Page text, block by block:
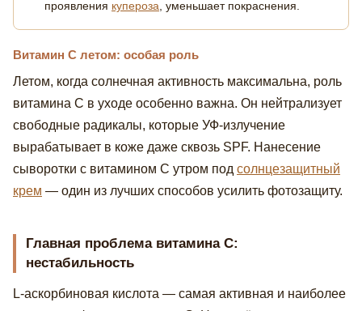
проявления купероза , уменьшает покраснения.
Витамин С летом: особая роль
Летом, когда солнечная активность максимальна, роль
витамина С в уходе особенно важна. Он нейтрализует
свободные радикалы, которые УФ-излучение
вырабатывает в коже даже сквозь SPF. Нанесение
сыворотки с витамином С утром под солнцезащитный
крем — один из лучших способов усилить фотозащиту.
Главная проблема витамина С:
нестабильность
L-аскорбиновая кислота — самая активная и наиболее